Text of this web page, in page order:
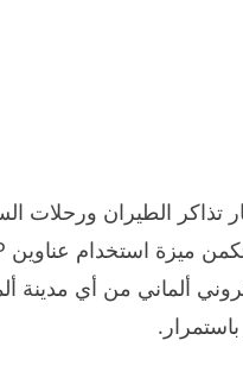
الطيران ورحلات
ألماني من أي مدينة